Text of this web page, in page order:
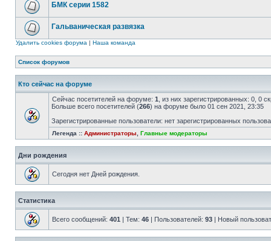
БМК серии 1582
Гальваническая развязка
Удалить cookies форума | Наша команда
Список форумов
Кто сейчас на форуме
Сейчас посетителей на форуме: 1 , из них зарегистрированных: 0, 0
Больше всего посетителей (266) на форуме было 01 сен 2021, 23:35
Зарегистрированные пользователи: нет зарегистрированных
Легенда :: Администраторы Главные модераторы
Дни рождения
Сегодня нет Дней рождения.
Статистика
Всего сообщений: 401 | Тем: 46 | Пользователей: 93 | Новый